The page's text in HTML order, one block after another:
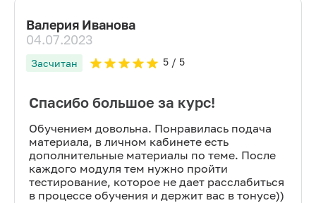
Валерия Иванова
04.07.2023
Засчитан 5/ 5
Спасибо большое за курс!
Обучением довольна. Понравилась подача
материала, в личном кабинете есть
дополнительные материалы по теме. После
каждого модуля тем нужно пройти
тестирование, которое не дает расслабиться
в процессе обучения и держит вас в тонусе))